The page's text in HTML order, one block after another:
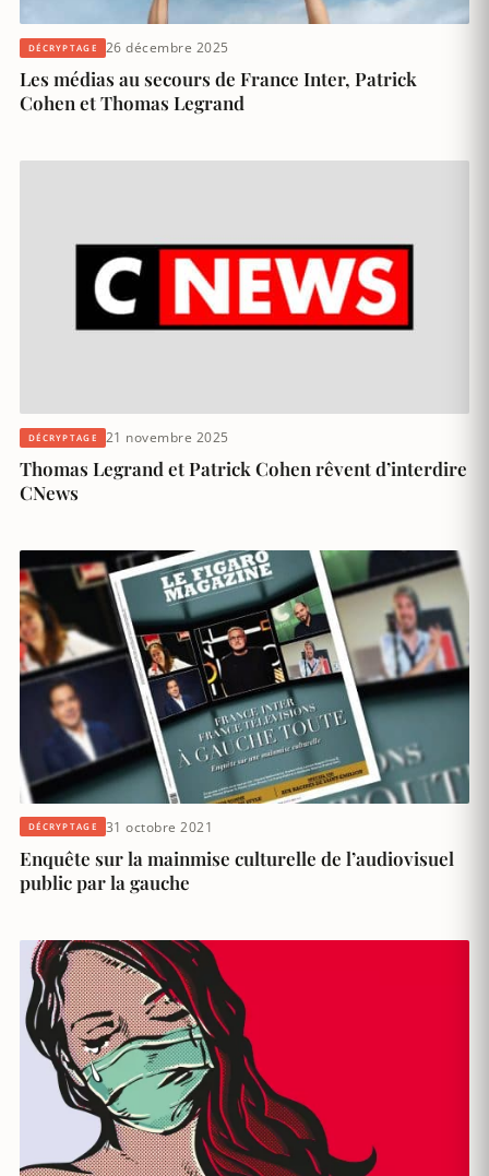
DÉCRYPTAGE 26 décembre 2025
Les médias au secours de France Inter, Patrick
Cohen et Thomas Legrand
DÉCRYPTAGE 21 novembre 2025
Thomas Legrand et Patrick Cohen rêvent d’interdire
CNews
DÉCRYPTAGE 31 octobre 2021
Enquête sur la mainmise culturelle de l’audiovisuel
public par la gauche